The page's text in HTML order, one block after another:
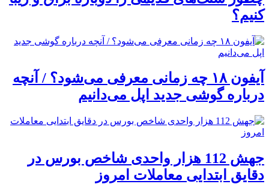
کنیم؟
آیفون ۱۸ چه زمانی معرفی می‌شود؟ / آنچه
درباره گوشی جدید اپل می‌دانیم
جهش 112 هزار واحدی شاخص بورس در
دقایق ابتدایی معاملات امروز